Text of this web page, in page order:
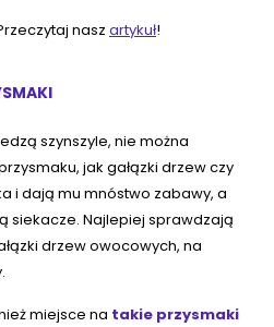
nasz artykuł!
szynszyle, nie można
jak gałązki drzew czy
i dają mu mnóstwo zabawy, a
siekacze. Najlepiej sprawdzają
drzew owocowych, na
miejsce na takie przysmaki